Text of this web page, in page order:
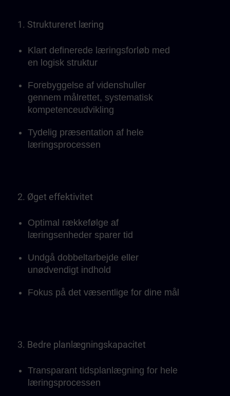
1. Struktureret læring
Klart definerede læringsforløb med
en logisk struktur
Forebyggelse af videnshuller
gennem målrettet, systematisk
kompetenceudvikling
Tydelig præsentation af hele
læringsprocessen
2. Øget effektivitet
Optimal rækkefølge af
læringsenheder sparer tid
Undgå dobbeltarbejde eller
unødvendigt indhold
Fokus på det væsentlige for dine mål
3. Bedre planlægningskapacitet
Transparant tidsplanlægning for hele
læringsprocessen